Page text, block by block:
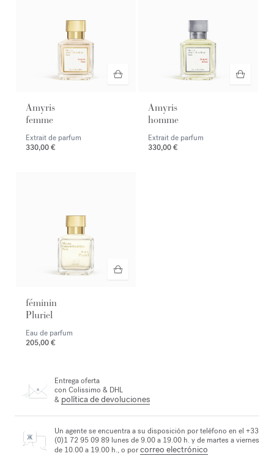
Amyris
femme
Extrait de parfum
330,00 €
Amyris
homme
Extrait de parfum
330,00 €
féminin
Pluriel
Eau de parfum
205,00 €
Entrega oferta
con Colissimo & DHL
& política de devoluciones
Un agente se encuentra a su disposición por teléfono en el +33
(0)1 72 95 09 89 lunes de 9.00 a 19.00 h. y de martes a viernes
de 10.00 a 19.00 h., o porcorreo electrónico